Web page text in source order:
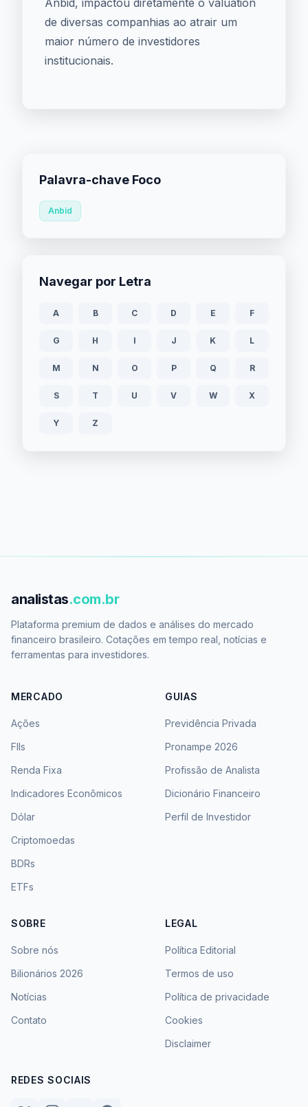
Anbid, impactou diretamente o valuation
de diversas companhias ao atrair um
maior número de investidores
institucionais.
Palavra-chave Foco
Anbid
Navegar por Letra
A B C D E F
G H I J K L
M N O P Q R
S T U V W X
Y Z
analistas.com.br
Plataforma premium de dados e análises do mercado
financeiro brasileiro. Cotações em tempo real, notícias e
ferramentas para investidores.
MERCADO
Ações
FIIs
Renda Fixa
Indicadores Econômicos
Dólar
Criptomoedas
BDRs
ETFs
GUIAS
Previdência Privada
Pronampe 2026
Profissão de Analista
Dicionário Financeiro
Perfil de Investidor
SOBRE
Sobre nós
Bilionários 2026
Notícias
Contato
LEGAL
Política Editorial
Termos de uso
Política de privacidade
Cookies
Disclaimer
REDES SOCIAIS